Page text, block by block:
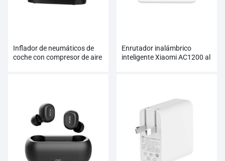
Inflador de neumáticos de
coche con compresor de aire
Enrutador inalámbrico
inteligente Xiaomi AC1200 al